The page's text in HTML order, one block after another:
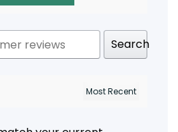
Search